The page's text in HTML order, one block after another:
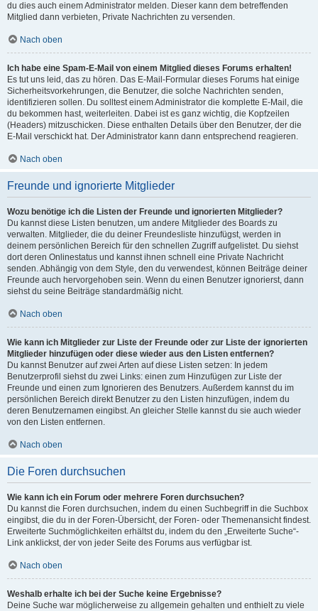
du dies auch einem Administrator melden. Dieser kann dem betreffenden
Mitglied dann verbieten, Private Nachrichten zu versenden.
Nach oben
Ich habe eine Spam-E-Mail von einem Mitglied dieses Forums erhalten!
Es tut uns leid, das zu hören. Das E-Mail-Formular dieses Forums hat einige
Sicherheitsvorkehrungen, die Benutzer, die solche Nachrichten senden,
identifizieren sollen. Du solltest einem Administrator die komplette E-Mail, die
du bekommen hast, weiterleiten. Dabei ist es ganz wichtig, die Kopfzeilen
(Headers) mitzuschicken. Diese enthalten Details über den Benutzer, der die
E-Mail verschickt hat. Der Administrator kann dann entsprechend reagieren.
Nach oben
Freunde und ignorierte Mitglieder
Wozu benötige ich die Listen der Freunde und ignorierten Mitglieder?
Du kannst diese Listen benutzen, um andere Mitglieder des Boards zu
verwalten. Mitglieder, die du deiner Freundesliste hinzufügst, werden in
deinem persönlichen Bereich für den schnellen Zugriff aufgelistet. Du siehst
dort deren Onlinestatus und kannst ihnen schnell eine Private Nachricht
senden. Abhängig von dem Style, den du verwendest, können Beiträge deiner
Freunde auch hervorgehoben sein. Wenn du einen Benutzer ignorierst, dann
siehst du seine Beiträge standardmäßig nicht.
Nach oben
Wie kann ich Mitglieder zur Liste der Freunde oder zur Liste der ignorierten
Mitglieder hinzufügen oder diese wieder aus den Listen entfernen?
Du kannst Benutzer auf zwei Arten auf diese Listen setzen: In jedem
Benutzerprofil siehst du zwei Links: einen zum Hinzufügen zur Liste der
Freunde und einen zum Ignorieren des Benutzers. Außerdem kannst du im
persönlichen Bereich direkt Benutzer zu den Listen hinzufügen, indem du
deren Benutzernamen eingibst. An gleicher Stelle kannst du sie auch wieder
von den Listen entfernen.
Nach oben
Die Foren durchsuchen
Wie kann ich ein Forum oder mehrere Foren durchsuchen?
Du kannst die Foren durchsuchen, indem du einen Suchbegriff in die Suchbox
eingibst, die du in der Foren-Übersicht, der Foren- oder Themenansicht findest.
Erweiterte Suchmöglichkeiten erhältst du, indem du den „Erweiterte Suche“-
Link anklickst, der von jeder Seite des Forums aus verfügbar ist.
Nach oben
Weshalb erhalte ich bei der Suche keine Ergebnisse?
Deine Suche war möglicherweise zu allgemein gehalten und enthielt zu viele